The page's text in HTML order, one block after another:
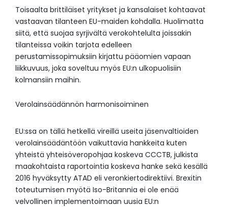
Toisaalta brittiläiset yritykset ja kansalaiset kohtaavat
vastaavan tilanteen EU-maiden kohdalla. Huolimatta
siitä, että suojaa syrjivältä verokohtelulta joissakin
tilanteissa voikin tarjota edelleen
perustamissopimuksiin kirjattu pääomien vapaan
liikkuvuus, joka soveltuu myös EU:n ulkopuolisiin
kolmansiin maihin.
Verolainsäädännön harmonisoiminen
EU:ssa on tällä hetkellä vireillä useita jäsenvaltioiden
verolainsäädäntöön vaikuttavia hankkeita kuten
yhteistä yhteisöveropohjaa koskeva CCCTB, julkista
maakohtaista raportointia koskeva hanke sekä kesällä
2016 hyväksytty ATAD eli veronkiertodirektiivi. Brexitin
toteutumisen myötä Iso-Britannia ei ole enää
velvollinen implementoimaan uusia EU:n